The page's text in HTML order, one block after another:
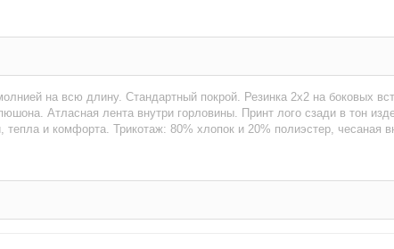
на всю длину. Стандартный покрой. Резинка 2х2 на боковых
Атласная лента внутри горловины. Принт лого сзади в тон
и комфорта. Трикотаж: 80% хлопок и 20% полиэстер, чесаная